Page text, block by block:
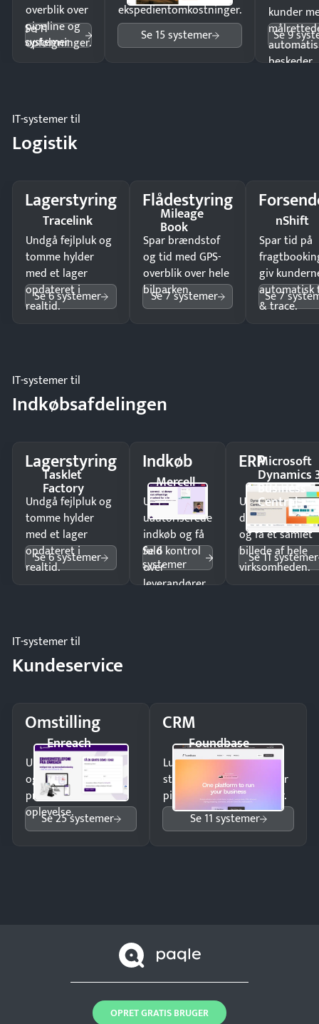
overblik over
pipeline og
opfølgninger.
Se 11
systemer
ekspedientomkostninger.
Se 15 systemer
kunder
beskeder.
Se 9
IT-systemer til
Logistik
Lagerstyring
Tracelink
Undgå fejlpluk og
tomme hylder
med et lager
opdateret i
realtid.
Se 6 systemer
Flådestyring
Mileage
Book
Spar brændstof
og tid med GPS-
overblik over hele
bilparken.
Se 7 systemer
nShift
Spar tid på
giv
automatisk
& trace.
Se 7
IT-systemer til
Indkøbsafdelingen
Lagerstyring
Tasklet
Factory
Undgå fejlpluk og
tomme hylder
med et lager
opdateret i
realtid.
Se 6 systemer
Indkøb
Mercell
Undgå
uautoriserede
indkøb og få
fuld kontrol
over
leverandører
Se 6
systemer
ERPMicrosoft
Dynamics
Business
Central
Undgå
og få ét samlet
billede af hele
virksomheden.
Se 11 systemer
IT-systemer til
Kundeservice
Omstilling
Enreach
Undgå tabte opkald
og giv kunderne en
professionel
oplevelse.
Se 25 systemer
CRM
Foundbase
Luk flere salg med et
struktureret overblik over
pipeline og opfølgninger.
Se 11 systemer
OPRET GRATIS BRUGER